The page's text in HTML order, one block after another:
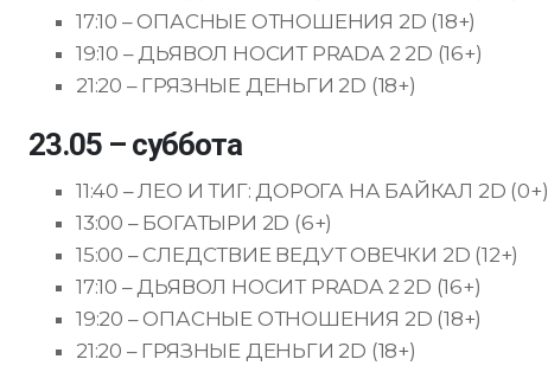
17:10 – ОПАСНЫЕ ОТНОШЕНИЯ 2D (18+)
19:10 – ДЬЯВОЛ НОСИТ PRADA 2 2D (16+)
21:20 – ГРЯЗНЫЕ ДЕНЬГИ 2D (18+)
23.05 – суббота
11:40 – ЛЕО И ТИГ: ДОРОГА НА БАЙКАЛ 2D (0+)
13:00 – БОГАТЫРИ 2D (6+)
15:00 – СЛЕДСТВИЕ ВЕДУТ ОВЕЧКИ 2D (12+)
17:10 – ДЬЯВОЛ НОСИТ PRADA 2 2D (16+)
19:20 – ОПАСНЫЕ ОТНОШЕНИЯ 2D (18+)
21:20 – ГРЯЗНЫЕ ДЕНЬГИ 2D (18+)